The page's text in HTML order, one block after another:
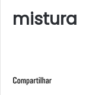
mistura